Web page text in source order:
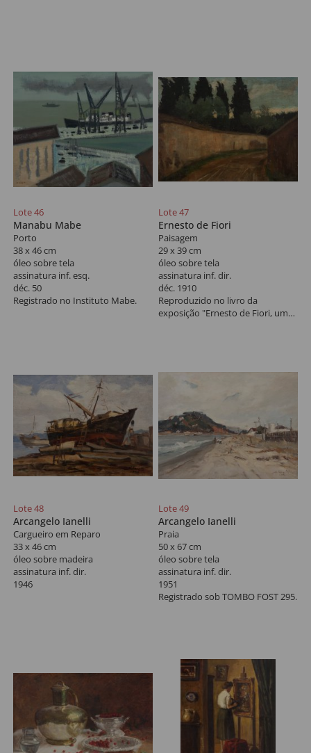
Lote 46
Manabu Mabe
Porto
38 x 46 cm
óleo sobre tela
assinatura inf. esq.
déc. 50
Registrado no Instituto Mabe.
Lote 47
Ernesto de Fiori
Paisagem
29 x 39 cm
óleo sobre tela
assinatura inf. dir.
déc. 1910
Reproduzido no livro da
exposição "Ernesto de Fiori, uma
Lote 48
Arcangelo Ianelli
Cargueiro em Reparo
33 x 46 cm
óleo sobre madeira
assinatura inf. dir.
1946
Lote 49
Arcangelo Ianelli
Praia
50 x 67 cm
óleo sobre tela
assinatura inf. dir.
1951
Registrado sob TOMBO FOST 295.